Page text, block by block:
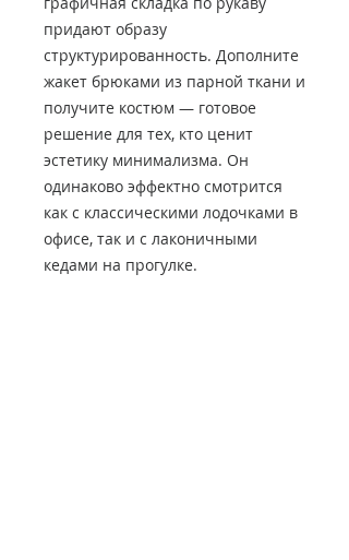
придают образу
структурированность. Дополните
жакет брюками из парной ткани и
получите костюм — готовое
решение для тех, кто ценит
эстетику минимализма. Он
одинаково эффектно смотрится
как с классическими лодочками в
офисе, так и с лаконичными
кедами на прогулке.